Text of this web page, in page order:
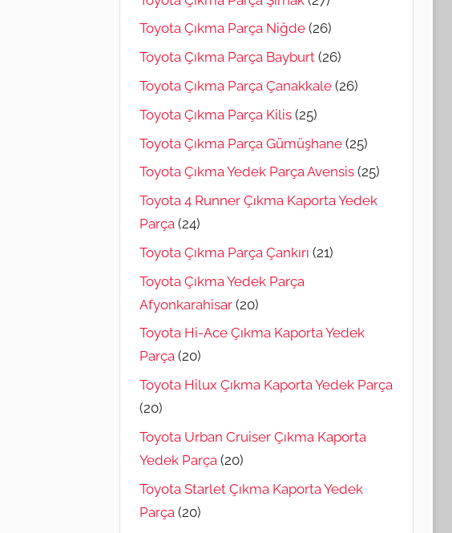
Toyota Çıkma Parça Niğde (26)
Toyota Çıkma Parça Bayburt (26)
Toyota Çıkma Parça Çanakkale (26)
Toyota Çıkma Parça Kilis (25)
Toyota Çıkma Parça Gümüşhane (25)
Toyota Çıkma Yedek Parça Avensis (25)
Toyota 4 Runner Çıkma Kaporta Yedek
Parça (24)
Toyota Çıkma Parça Çankırı (21)
Toyota Çıkma Yedek Parça
Afyonkarahisar (20)
Toyota Hi-Ace Çıkma Kaporta Yedek
Parça (20)
Toyota Hilux Çıkma Kaporta Yedek Parça
(20)
Toyota Urban Cruiser Çıkma Kaporta
Yedek Parça (20)
Toyota Starlet Çıkma Kaporta Yedek
Parça (20)